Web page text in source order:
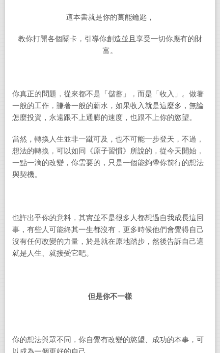
這本書就是你的萬能鑰匙，
教你打開各個關卡，引導你創造並且享受一切你應有的財
富。
你真正的問題，從來都不是「儲蓄」，而是「收入」。做著
一般的工作，賺著一般的薪水，如果收入就是這麼多，無論
怎麼投資，永遠跟不上通膨的速度，也跟不上你的慾望。
當然，轉換人生並非一蹴可及，也不可能一步登天，不過，
想法的轉換，可以如同《原子習慣》所說的，從今天開始，
一點一滴的改變，你需要的，只是一個能夠帶你前行的想法
與契機。
也許出乎你的意料，其實並不是很多人都想過自我成長這回
事，有些人可能終其一生都沒有，更多時候他們會覺得自己
沒有任何改變的力量，於是就在原地踏步，然後告訴自己這
就是人生、就接受它吧。
但是你不一樣
你的想法與眾不同，你自覺有改變的慾望、成功的本事，可